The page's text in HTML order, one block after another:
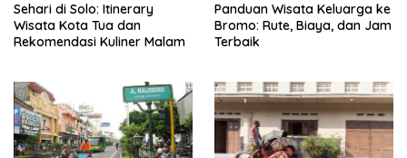
Sehari di Solo: Itinerary
Wisata Kota Tua dan
Rekomendasi Kuliner Malam
Panduan Wisata Keluarga ke
Bromo: Rute, Biaya, dan Jam
Terbaik